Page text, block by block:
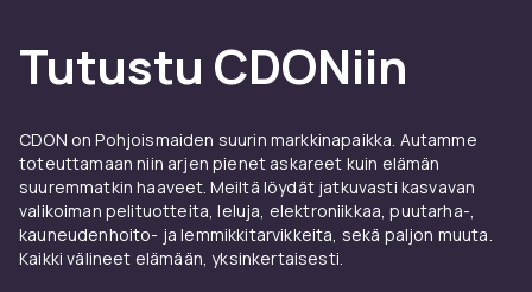
Tutustu CDONiin
CDON on Pohjoismaiden suurin markkinapaikka. Autamme
toteuttamaan niin arjen pienet askareet kuin elämän
suuremmatkin haaveet. Meiltä löydät jatkuvasti kasvavan
valikoiman pelituotteita, leluja, elektroniikkaa, puutarha-,
kauneudenhoito- ja lemmikkitarvikkeita, sekä paljon muuta.
Kaikki välineet elämään, yksinkertaisesti.